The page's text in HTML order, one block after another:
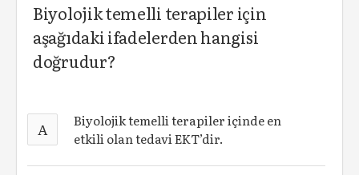
Biyolojik temelli terapiler için
aşağıdaki ifadelerden hangisi
doğrudur?
A
Biyolojik temelli terapiler içinde en
etkili olan tedavi EKT’dir.